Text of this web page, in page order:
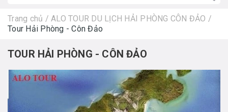
Trang chủ / ALO TOUR DU LỊCH HẢI PHÒNG CÔN ĐẢO /
Tour Hải Phòng - Côn Đảo
TOUR HẢI PHÒNG - CÔN ĐẢO